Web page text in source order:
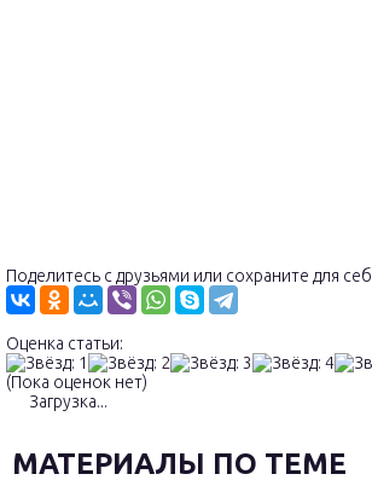
Поделитесь с друзьями или сохраните для
Оценка статьи:
(Пока оценок нет)
Загрузка...
МАТЕРИАЛЫ ПО ТЕМЕ